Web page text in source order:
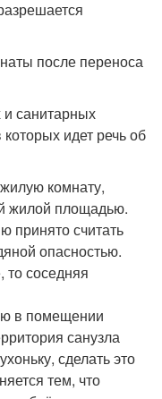
после переноса
и санитарных
идет речь об
комнату,
жилой площадью.
принято считать
опасностью.
то соседняя
в помещении
санузла
сделать это
тем, что